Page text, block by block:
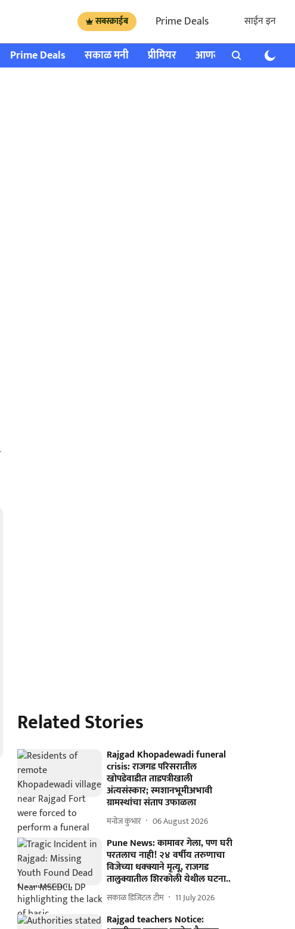
सबस्क्राईब Prime Deals साईन इन
Prime Deals सकाळ मनी प्रीमियर आणखी राशी भविष्य
Related Stories
Rajgad Khopadewadi funeral
crisis: राजगड परिसरातील
खोपडेवाडीत ताडपत्रीखाली
अंत्यसंस्कार; स्मशानभूमीअभावी
ग्रामस्थांचा संताप उफाळला
मनोज कुंभार 06 August 2026
Pune News: कामावर गेला, पण घरी
परतलाच नाही! २४ वर्षीय तरुणाचा
विजेच्या धक्क्याने मृत्यू, राजगड
तालुक्यातील शिरकोली येथील घटना..
सकाळ डिजिटल टीम 11 July 2026
Rajgad teachers Notice: